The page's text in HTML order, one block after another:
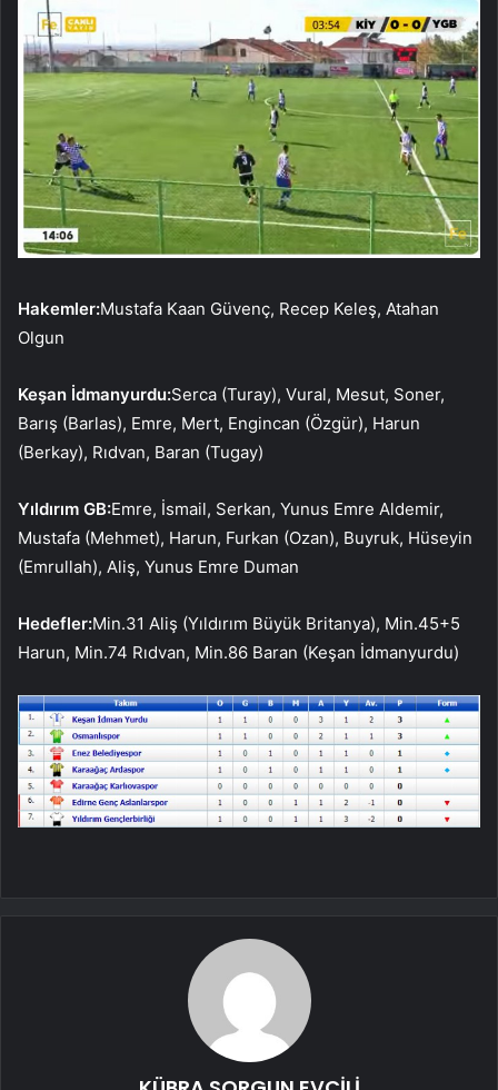
Hakemler:Mustafa Kaan Güvenç, Recep Keleş, Atahan
Olgun
Keşan İdmanyurdu:Serca (Turay), Vural, Mesut, Soner,
Barış (Barlas), Emre, Mert, Engincan (Özgür), Harun
(Berkay), Rıdvan, Baran (Tugay)
Yıldırım GB:Emre, İsmail, Serkan, Yunus Emre Aldemir,
Mustafa (Mehmet), Harun, Furkan (Ozan), Buyruk, Hüseyin
(Emrullah), Aliş, Yunus Emre Duman
Hedefler:Min.31 Aliş (Yıldırım Büyük Britanya), Min.45+5
Harun, Min.74 Rıdvan, Min.86 Baran (Keşan İdmanyurdu)